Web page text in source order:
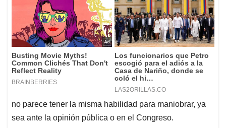
no parece tener la misma habilidad para maniobrar, ya
sea ante la opinión pública o en el Congreso.